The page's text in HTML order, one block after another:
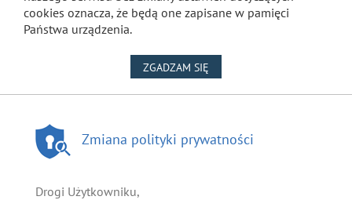
cookies oznacza, że będą one zapisane w pamięci
Państwa urządzenia.
ZGADZAM SIĘ
Zmiana polityki prywatności
Drogi Użytkowniku,